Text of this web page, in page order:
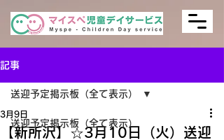
記事
送迎予定掲示板（全て表示）
送迎予定掲示板（全て表示）
【新所沢】☆3月10日（火）送迎
3月9日